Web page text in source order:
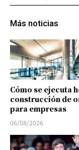
Más noticias
Cómo se ejecuta
construcción de
para empresas
06/08/2026